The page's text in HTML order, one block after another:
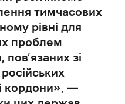
тимчасових
рівні для
проблем
зі
кордони», —